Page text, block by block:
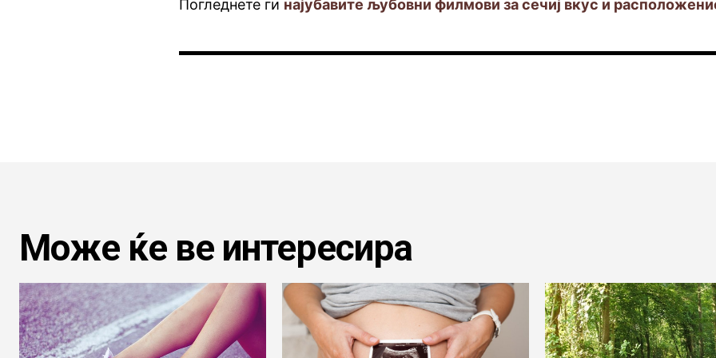
Погледнете ги најубавите љубовни филмови за сечиј вкус и
Може ќе ве интересира